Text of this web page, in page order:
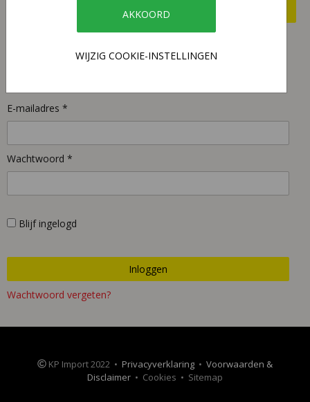
AKKOORD
WIJZIG COOKIE-INSTELLINGEN
Account aanmaken
E-mailadres *
Wachtwoord *
Blijf ingelogd
Wachtwoord vergeten?
KP Import 2022 • Privacyverklaring • Voorwaarden &
Disclaimer • Cookies • Sitemap